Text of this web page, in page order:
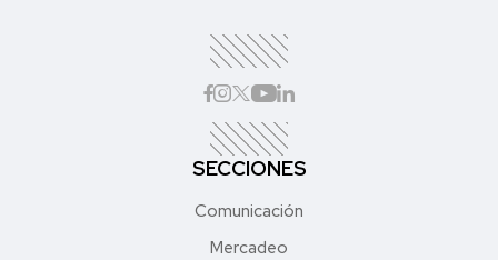
SECCIONES
Comunicación
Mercadeo